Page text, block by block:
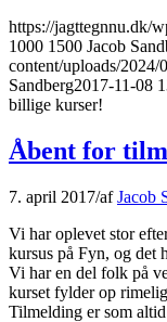
https://jagttegnnu.dk/
1000 1500 Jacob
content/uploads/
Sandberg2017-11-08
billige kurser!
Åbent for
7. april 2017/afJacob
Vi har oplevet stor
kursus på Fyn, og det
Vi har en del folk på
kurset fylder op
Tilmelding er som